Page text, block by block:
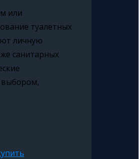
или
туалетных
личную
санитарных
выбором,